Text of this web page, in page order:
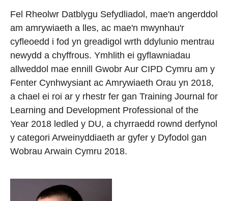
Fel Rheolwr Datblygu Sefydliadol, mae'n angerddol
am amrywiaeth a lles, ac mae'n mwynhau'r
cyfleoedd i fod yn greadigol wrth ddylunio mentrau
newydd a chyffrous. Ymhlith ei gyflawniadau
allweddol mae ennill Gwobr Aur CIPD Cymru am y
Fenter Cynhwysiant ac Amrywiaeth Orau yn 2018,
a chael ei roi ar y rhestr fer gan Training Journal for
Learning and Development Professional of the
Year 2018 ledled y DU, a chyrraedd rownd derfynol
y categori Arweinyddiaeth ar gyfer y Dyfodol gan
Wobrau Arwain Cymru 2018.